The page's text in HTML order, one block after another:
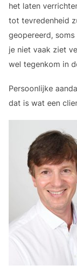
het laten
tot tevredenheid
geopereerd,
je niet vaak ziet
wel tegenkom in
Persoonlijke
dat is wat een